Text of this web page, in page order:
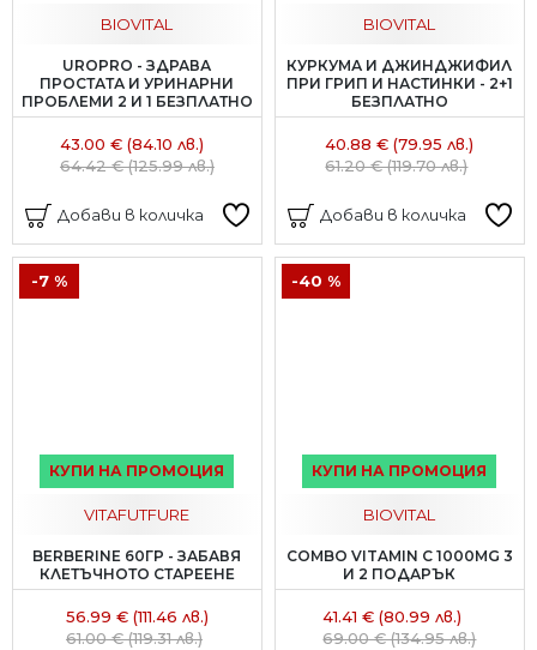
BIOVITAL
UROPRO - ЗДРАВА
ПРОСТАТА И УРИНАРНИ
ПРОБЛЕМИ 2 И 1 БЕЗПЛАТНО
43.00 € (84.10 лв.)
64.42 € (125.99 лв.)
Добави в количка
BIOVITAL
КУРКУМА И ДЖИНДЖИФИЛ
ПРИ ГРИП И НАСТИНКИ - 2+1
БЕЗПЛАТНО
40.88 € (79.95 лв.)
61.20 € (119.70 лв.)
Добави в количка
КУПИ НА ПРОМОЦИЯ
-7 %
VITAFUTFURE
BERBERINE 60ГР - ЗАБАВЯ
КЛЕТЪЧНОТО СТАРЕЕНЕ
56.99 € (111.46 лв.)
61.00 € (119.31 лв.)
КУПИ НА ПРОМОЦИЯ
-40 %
BIOVITAL
COMBO VITAMIN C 1000MG 3
И 2 ПОДАРЪК
41.41 € (80.99 лв.)
69.00 € (134.95 лв.)